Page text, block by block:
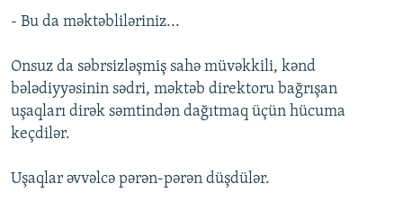
- Bu da məktəbliləriniz...
Onsuz da səbrsizləşmiş sahə müvəkkili, kənd
bələdiyyəsinin sədri, məktəb direktoru bağrışan
uşaqları dirək səmtindən dağıtmaq üçün hücuma
keçdilər.
Uşaqlar əvvəlcə pərən-pərən düşdülər.